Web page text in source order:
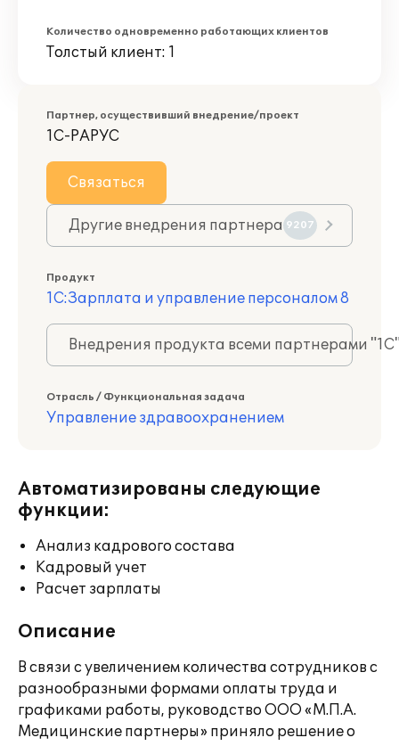
Количество одновременно работающих клиентов
Толстый клиент: 1
Партнер, осуществивший внедрение/проект
1С-РАРУС
Связаться
Другие внедрения партнера 9207
Продукт
1С:Зарплата и управление персоналом 8
Внедрения продукта всеми партнерами
Отрасль / Функциональная задача
Управление здравоохранением
Автоматизированы следующие
функции:
Анализ кадрового состава
Кадровый учет
Расчет зарплаты
Описание
В связи с увеличением количества сотрудников с
разнообразными формами оплаты труда и
графиками работы, руководство ООО «М.П.А.
Медицинские партнеры» приняло решение о